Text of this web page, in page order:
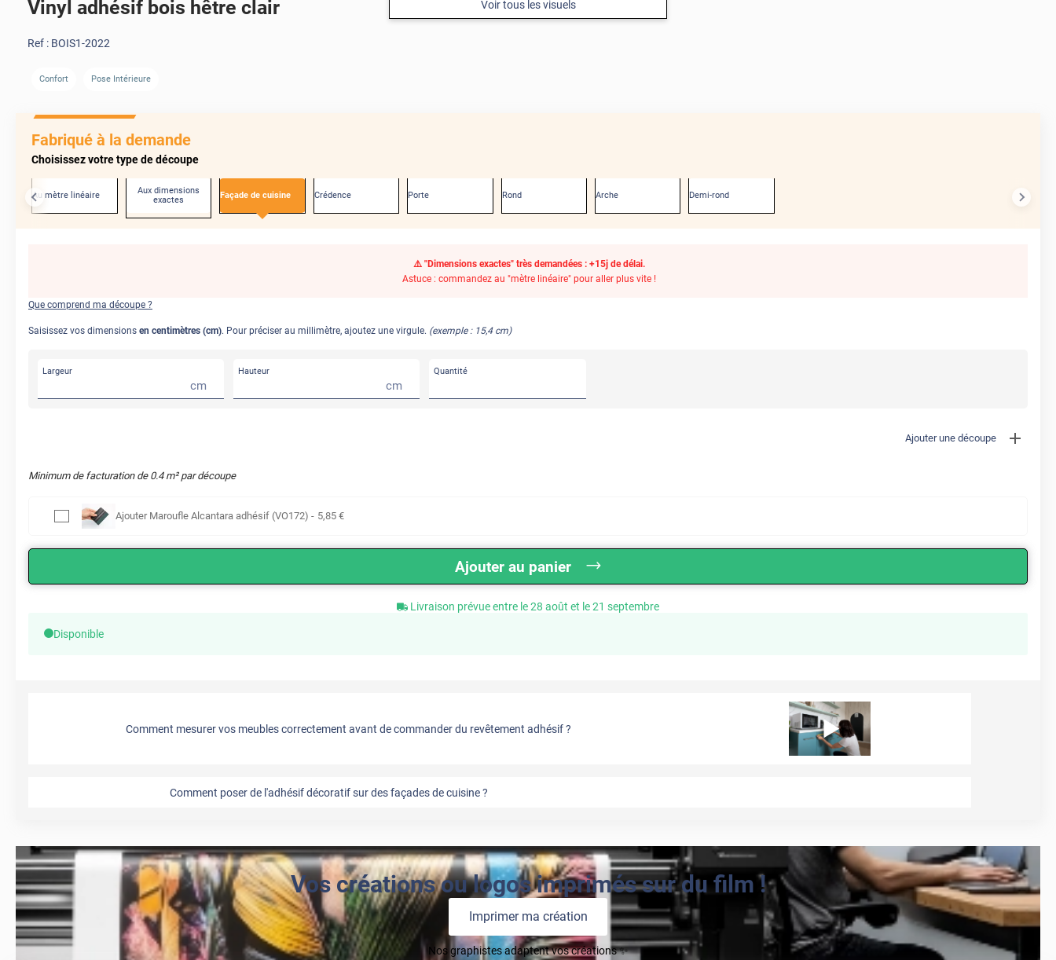
Voir tous les visuels
Vinyl adhésif bois hêtre clair
Ref : BOIS1-2022
Confort Pose Intérieure
Fabriqué à la demande
Choisissez votre type de découpe
Au mètre linéaire
Aux dimensions
exactes
Façade de cuisine Crédence Porte Rond Arche Demi-rond
⚠️ "Dimensions exactes" très demandées : +15j de délai.
Astuce : commandez au "mètre linéaire" pour aller plus vite !
Que comprend ma découpe ?
Saisissez vos dimensions en centimètres (cm). Pour préciser au millimètre, ajoutez une virgule. (exemple : 15,4 cm)
Largeur
cm
Hauteur
cm
Quantité
Ajouter une découpe
Minimum de facturation de 0.4m² par découpe
Ajouter Maroufle Alcantara adhésif (VO172) - 5,85 €
Ajouter au panier
Livraison prévue entre le 28 août et le 21 septembre
Disponible
Comment mesurer vos meubles correctement avant de commander du revêtement adhésif ?
Comment poser de l'adhésif décoratif sur des façades de cuisine ?
Vos créations ou logos imprimés sur du film !
Imprimer ma création
Nos graphistes adaptent vos créations ✨